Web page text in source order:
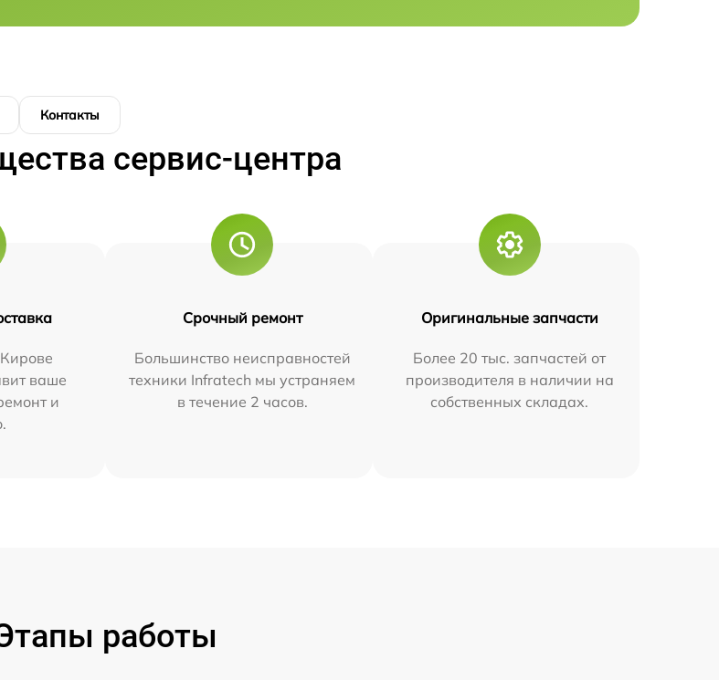
Контакты
сервис-центра
ваше
и
Срочный ремонт
Большинство неисправностей
техники Infratech мы устраняем
в течение 2 часов.
Оригинальные запчасти
Более 20 тыс. запчастей от
производителя в наличии на
собственных складах.
работы